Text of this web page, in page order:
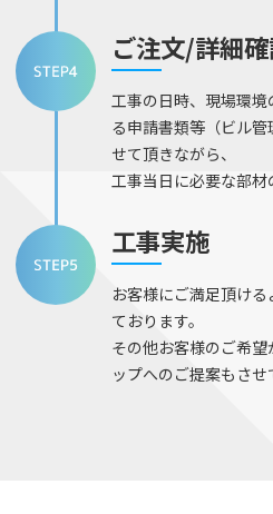
ご注文/詳細
工事の日時、現場環
る申請書類等（ビル
せて頂きながら、
工事当日に必要な部材
工事実施
お客様にご満足頂け
ております。
その他お客様のご希
ップへのご提案もさせ